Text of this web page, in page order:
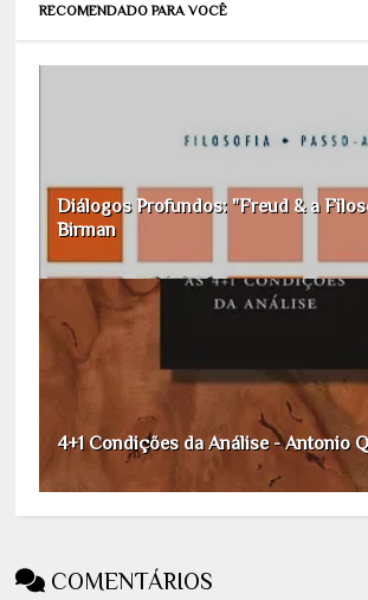
RECOMENDADO PARA VOCÊ
Diálogos Profundos: "Freud & a
Birman
4+1 Condições da Análise - Antonio
COMENTÁRIOS